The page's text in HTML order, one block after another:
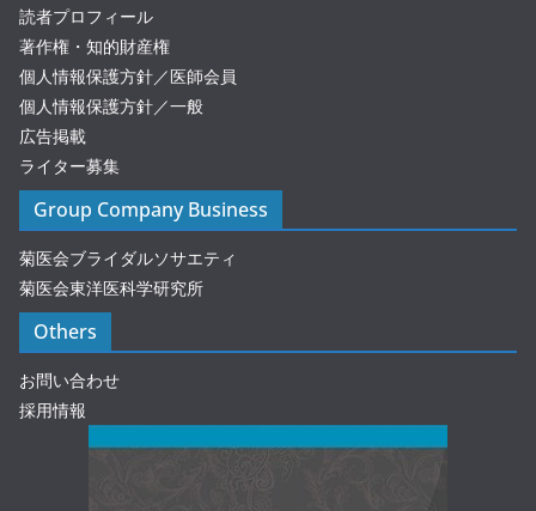
読者プロフィール
著作権・知的財産権
個人情報保護方針／医師会員
個人情報保護方針／一般
広告掲載
ライター募集
Group Company Business
菊医会ブライダルソサエティ
菊医会東洋医科学研究所
Others
お問い合わせ
採用情報